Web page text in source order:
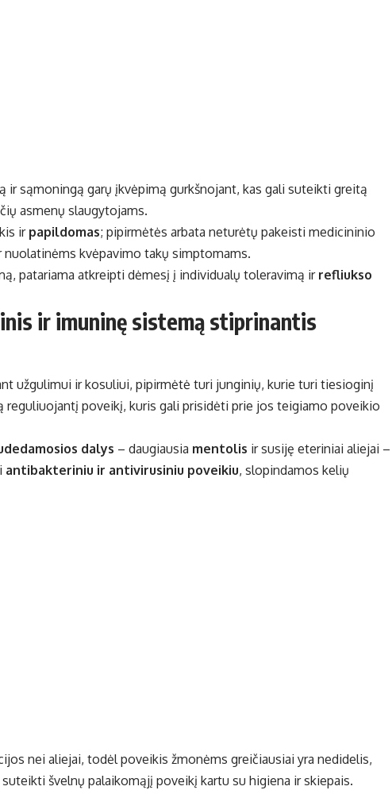
ir sąmoningą garų įkvėpimą gurkšnojant, kas gali suteikti greitą
asmenų slaugytojams.
ir papildomas; pipirmėtės arbata neturėtų pakeisti medicininio
kvėpavimo takų simptomams.
patariama atkreipti dėmesį į individualų toleravimą ir refliukso
ir imuninę sistemą stiprinantis
užgulimui ir kosuliui, pipirmėtė turi junginių, kurie turi tiesioginį
poveikį, kuris gali prisidėti prie jos teigiamo poveikio
dalys – daugiausia mentolis ir susiję eteriniai aliejai –
antibakteriniu ir antivirusiniu poveikiu, slopindamos kelių
nei aliejai, todėl poveikis žmonėms greičiausiai yra nedidelis,
švelnų palaikomąjį poveikį kartu su higiena ir skiepais.